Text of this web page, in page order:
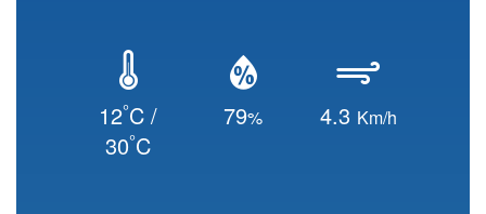
12°C /
30°C
79% 4.3 Km/h